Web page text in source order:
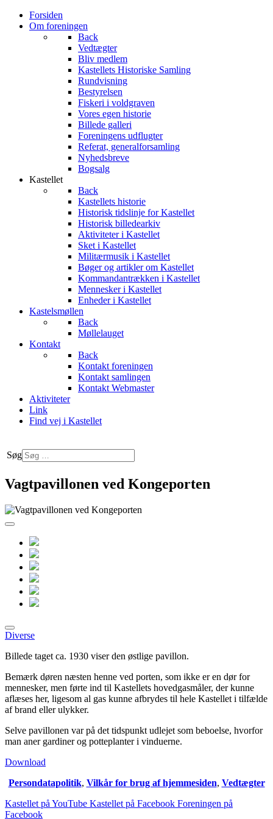
Forsiden
Om foreningen
Back
Vedtægter
Bliv medlem
Kastellets Historiske Samling
Rundvisning
Bestyrelsen
Fiskeri i voldgraven
Vores egen historie
Billede galleri
Foreningens udflugter
Referat, generalforsamling
Nyhedsbreve
Bogsalg
Kastellet
Back
Kastellets historie
Historisk tidslinje for Kastellet
Historisk billedearkiv
Aktiviteter i Kastellet
Sket i Kastellet
Militærmusik i Kastellet
Bøger og artikler om Kastellet
Kommandantrækken i Kastellet
Mennesker i Kastellet
Enheder i Kastellet
Kastelsmøllen
Back
Møllelauget
Kontakt
Back
Kontakt foreningen
Kontakt samlingen
Kontakt Webmaster
Aktiviteter
Link
Find vej i Kastellet
Søg
Vagtpavillonen ved Kongeporten
Diverse
Billede taget ca. 1930 viser den østlige pavillon.
Bemærk døren næsten henne ved porten, som ikke er en dør for
mennesker, men førte ind til Kastellets hovedgasmåler, der kunne
aflæses her, ligesom al gas kunne afbrydes til hele Kastellet i tilfælde
af brand eller ulykker.
Selve pavillonen var på det tidspunkt udlejet som beboelse, hvorfor
man aner gardiner og potteplanter i vinduerne.
Download
Persondatapolitik, Vilkår for brug af hjemmesiden, Vedtægter
Kastellet på YouTube Kastellet på Facebook Foreningen på
Facebook